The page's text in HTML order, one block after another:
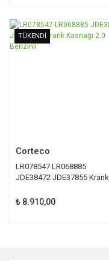
TÜKENDİ
Corteco
LR078547 LR068885
JDE38472 JDE37855 Krank
₺ 8.910,00